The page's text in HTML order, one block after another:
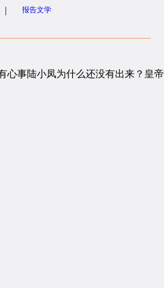
| 报告文学
事陆小凤为什么还没有出来？皇帝